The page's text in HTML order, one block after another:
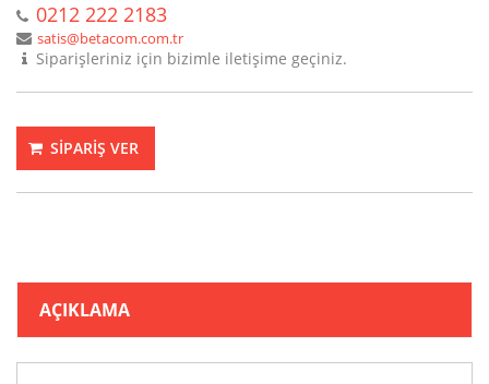
0212 222 2183
satis@betacom.com.tr
Siparişleriniz için bizimle iletişime geçiniz.
SİPARİŞ VER
AÇIKLAMA